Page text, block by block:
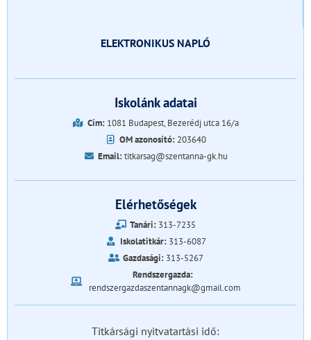
ELEKTRONIKUS NAPLÓ
Iskolánk adatai
Cím:1081 Budapest, Bezerédj utca 16/a
OM azonosító: 203640
Email:titkarsag@szentanna-gk.hu
Elérhetőségek
Tanári: 313-7235
Iskolatitkár:313-6087
Gazdasági:313-5267
Rendszergazda:
rendszergazdaszentannagk@gmail.com
Titkársági nyitvatartási idő: